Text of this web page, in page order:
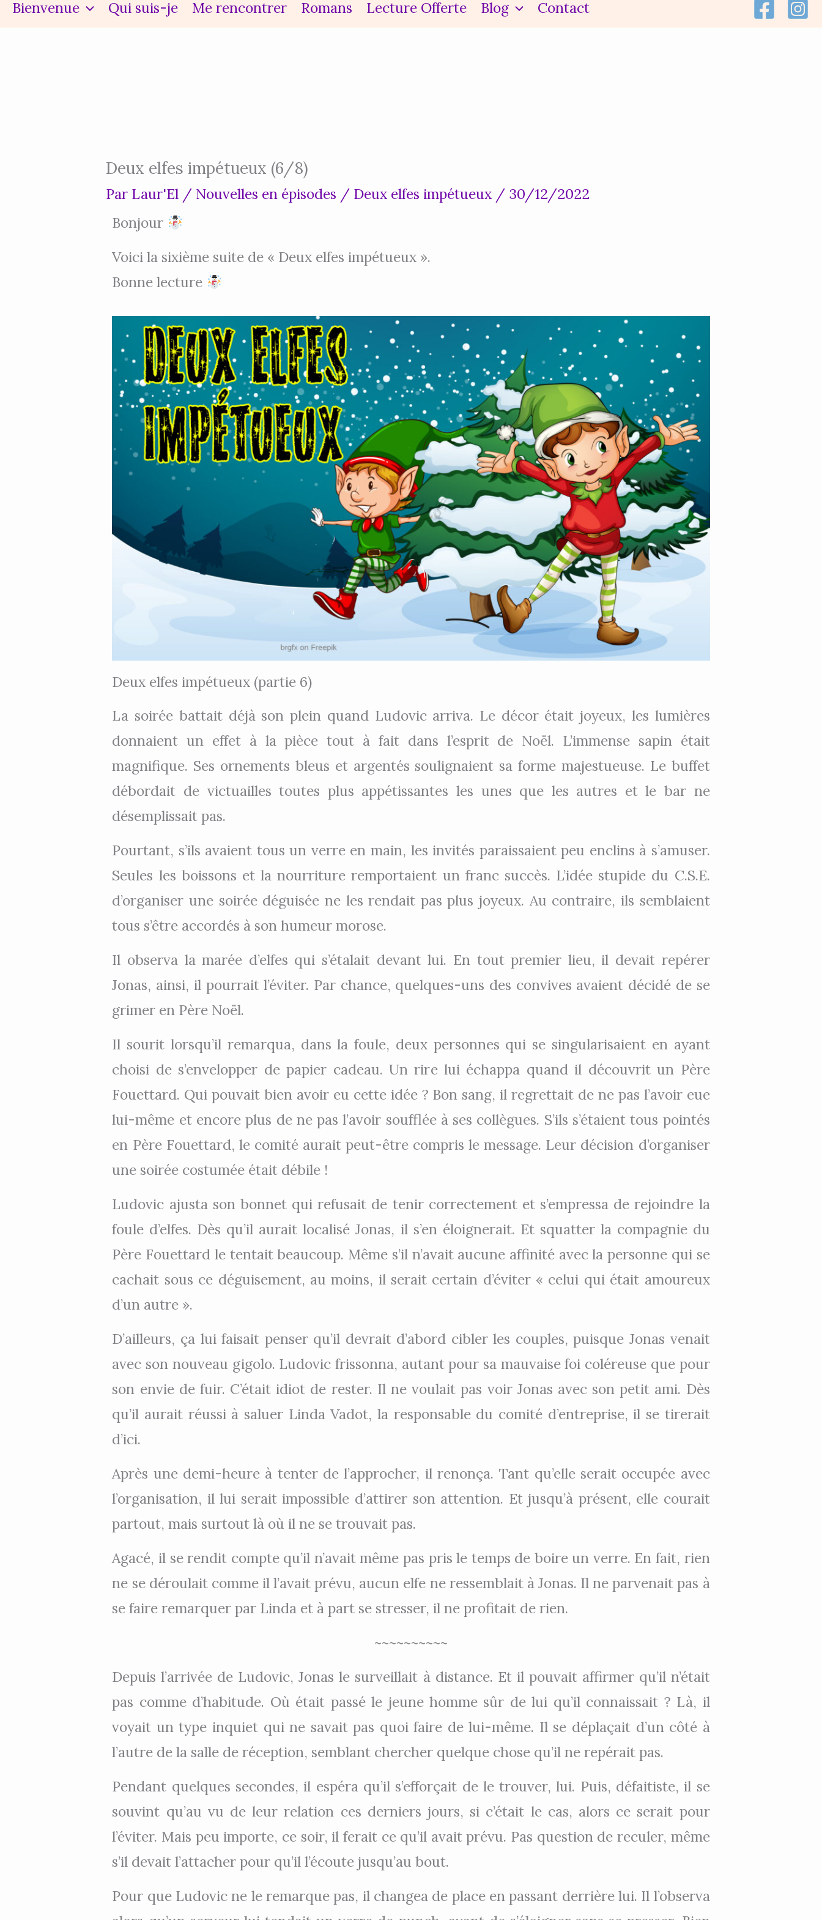
Bienvenue Qui suis-je Me rencontrer Romans Lecture Offerte Blog Contact
Deux elfes impétueux (6/8)
Par Laur'El / Nouvelles en épisodes / Deux elfes impétueux / 30/12/2022
Bonjour
Voici la sixième suite de « Deux elfes impétueux ».
Bonne lecture
Deux elfes impétueux (partie 6)
La soirée battait déjà son plein quand Ludovic arriva. Le décor était joyeux, les lumières
donnaient un effet à la pièce tout à fait dans l’esprit de Noël. L’immense sapin était
magnifique. Ses ornements bleus et argentés soulignaient sa forme majestueuse. Le buffet
débordait de victuailles toutes plus appétissantes les unes que les autres et le bar ne
désemplissait pas.
Pourtant, s’ils avaient tous un verre en main, les invités paraissaient peu enclins à s’amuser.
Seules les boissons et la nourriture remportaient un franc succès. L’idée stupide du C.S.E.
d’organiser une soirée déguisée ne les rendait pas plus joyeux. Au contraire, ils semblaient
tous s’être accordés à son humeur morose.
Il observa la marée d’elfes qui s’étalait devant lui. En tout premier lieu, il devait repérer
Jonas, ainsi, il pourrait l’éviter. Par chance, quelques-uns des convives avaient décidé de se
grimer en Père Noël.
Il sourit lorsqu’il remarqua, dans la foule, deux personnes qui se singularisaient en ayant
choisi de s’envelopper de papier cadeau. Un rire lui échappa quand il découvrit un Père
Fouettard. Qui pouvait bien avoir eu cette idée ? Bon sang, il regrettait de ne pas l’avoir eue
lui-même et encore plus de ne pas l’avoir soufflée à ses collègues. S’ils s’étaient tous pointés
en Père Fouettard, le comité aurait peut-être compris le message. Leur décision d’organiser
une soirée costumée était débile !
Ludovic ajusta son bonnet qui refusait de tenir correctement et s’empressa de rejoindre la
foule d’elfes. Dès qu’il aurait localisé Jonas, il s’en éloignerait. Et squatter la compagnie du
Père Fouettard le tentait beaucoup. Même s’il n’avait aucune affinité avec la personne qui se
cachait sous ce déguisement, au moins, il serait certain d’éviter « celui qui était amoureux
d’un autre ».
D’ailleurs, ça lui faisait penser qu’il devrait d’abord cibler les couples, puisque Jonas venait
avec son nouveau gigolo. Ludovic frissonna, autant pour sa mauvaise foi coléreuse que pour
son envie de fuir. C’était idiot de rester. Il ne voulait pas voir Jonas avec son petit ami. Dès
qu’il aurait réussi à saluer Linda Vadot, la responsable du comité d’entreprise, il se tirerait
d’ici.
Après une demi-heure à tenter de l’approcher, il renonça. Tant qu’elle serait occupée avec
l’organisation, il lui serait impossible d’attirer son attention. Et jusqu’à présent, elle courait
partout, mais surtout là où il ne se trouvait pas.
Agacé, il se rendit compte qu’il n’avait même pas pris le temps de boire un verre. En fait, rien
ne se déroulait comme il l’avait prévu, aucun elfe ne ressemblait à Jonas. Il ne parvenait pas à
se faire remarquer par Linda et à part se stresser, il ne profitait de rien.
~~~~~~~~~~
Depuis l’arrivée de Ludovic, Jonas le surveillait à distance. Et il pouvait affirmer qu’il n’était
pas comme d’habitude. Où était passé le jeune homme sûr de lui qu’il connaissait ? Là, il
voyait un type inquiet qui ne savait pas quoi faire de lui-même. Il se déplaçait d’un côté à
l’autre de la salle de réception, semblant chercher quelque chose qu’il ne repérait pas.
Pendant quelques secondes, il espéra qu’il s’efforçait de le trouver, lui. Puis, défaitiste, il se
souvint qu’au vu de leur relation ces derniers jours, si c’était le cas, alors ce serait pour
l’éviter. Mais peu importe, ce soir, il ferait ce qu’il avait prévu. Pas question de reculer, même
s’il devait l’attacher pour qu’il l’écoute jusqu’au bout.
Pour que Ludovic ne le remarque pas, il changea de place en passant derrière lui. Il l’observa